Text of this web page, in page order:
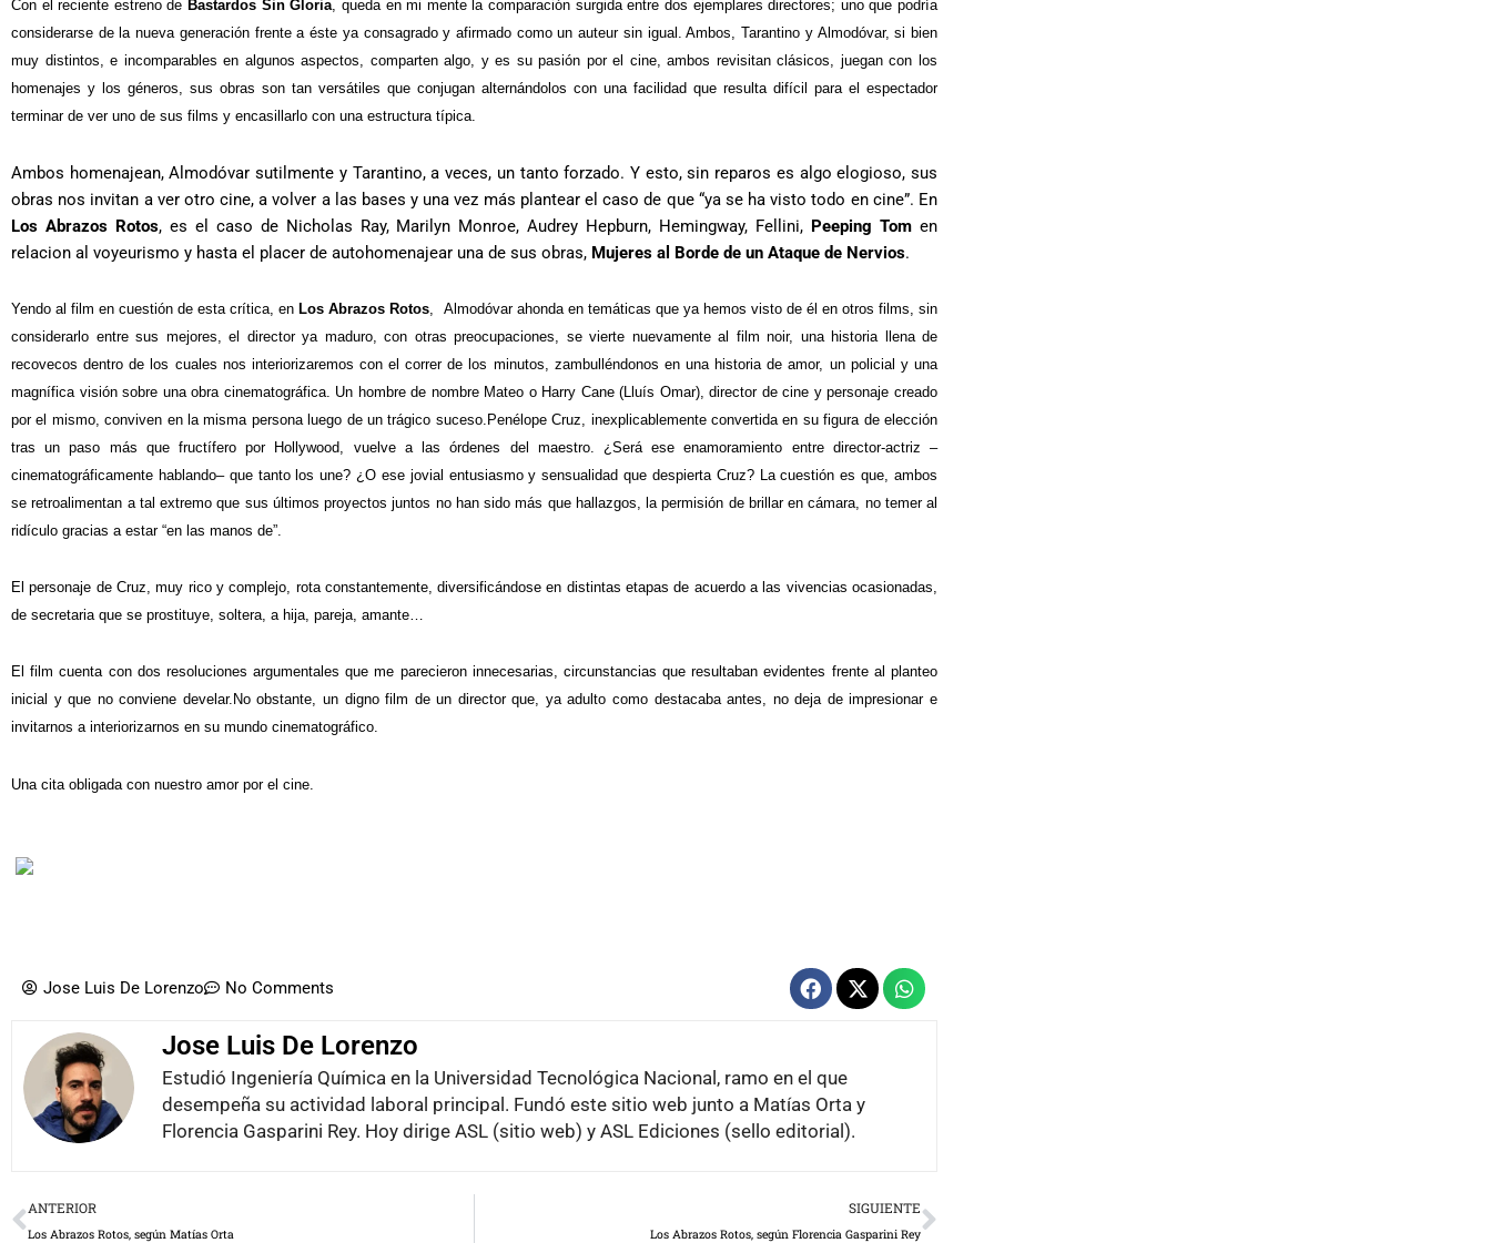
Con el reciente estreno de Bastardos Sin Gloria, queda en mi mente la comparación surgida entre dos ejemplares directores; uno que podría
considerarse de la nueva generación frente a éste ya consagrado y afirmado como un auteur sin igual. Ambos, Tarantino y Almodóvar, si bien
muy distintos, e incomparables en algunos aspectos, comparten algo, y es su pasión por el cine, ambos revisitan clásicos, juegan con los
homenajes y los géneros, sus obras son tan versátiles que conjugan alternándolos con una facilidad que resulta difícil para el espectador
terminar de ver uno de sus films y encasillarlo con una estructura típica.
Ambos homenajean, Almodóvar sutilmente y Tarantino, a veces, un tanto forzado. Y esto, sin reparos es algo elogioso, sus
obras nos invitan a ver otro cine, a volver a las bases y una vez más plantear el caso de que “ya se ha visto todo en cine”. En
Los Abrazos Rotos, es el caso de Nicholas Ray, Marilyn Monroe, Audrey Hepburn, Hemingway, Fellini, Peeping Tom en
relacion al voyeurismo y hasta el placer de autohomenajear una de sus obras, Mujeres al Borde de un Ataque de Nervios.
Yendo al film en cuestión de esta crítica, en Los Abrazos Rotos
Almodóvar ahonda en temáticas que ya hemos visto de él en otros films, sin
considerarlo entre sus mejores, el director ya maduro, con otras preocupaciones, se vierte nuevamente al film noir, una historia llena de
recovecos dentro de los cuales nos interiorizaremos con el correr de los minutos, zambulléndonos en una historia de amor, un policial y una
magnífica visión sobre una obra cinematográfica. Un hombre de nombre Mateo o Harry Cane (Lluís Omar), director de cine y personaje creado
por el mismo, conviven en la misma persona luego de un trágico suceso. Penélope Cruz, inexplicablemente convertida en su figura de elección
tras un paso más que fructífero por Hollywood, vuelve a las órdenes del maestro. ¿Será ese enamoramiento entre director-actriz –
cinematográficamente hablando– que tanto los une? ¿O ese jovial entusiasmo y sensualidad que despierta Cruz? La cuestión es que, ambos
se retroalimentan a tal extremo que sus últimos proyectos juntos no han sido más que hallazgos, la permisión de brillar en cámara, no temer al
ridículo gracias a estar “en las manos de”.
El personaje de Cruz, muy rico y complejo, rota constantemente, diversificándose en distintas etapas de acuerdo a las vivencias ocasionadas,
de secretaria que se prostituye, soltera, a hija, pareja, amante…
El film cuenta con dos resoluciones argumentales que me parecieron innecesarias, circunstancias que resultaban evidentes frente al planteo
inicial y que no conviene develar. No obstante, un digno film de un director que, ya adulto como destacaba antes, no deja de impresionar e
invitarnos a interiorizarnos en su mundo cinematográfico.
Una cita obligada con nuestro amor por el cine.
Jose Luis De Lorenzo No Comments
Jose Luis De Lorenzo
Estudió Ingeniería Química en la Universidad Tecnológica Nacional, ramo en el que
desempeña su actividad laboral principal. Fundó este sitio web junto a Matías Orta y
Florencia Gasparini Rey. Hoy dirige ASL (sitio web) y ASL Ediciones (sello editorial).
Prev
ANTERIOR
Los Abrazos Rotos, según Matías Orta
SIGUIENTE
Los Abrazos Rotos, según Florencia Gasparini Rey
Next